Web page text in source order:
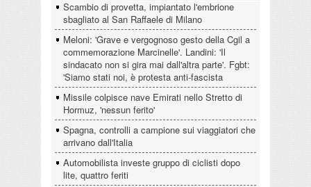
Scambio di provetta, impiantato l'embrione
sbagliato al San Raffaele di Milano
Meloni: 'Grave e vergognoso gesto della Cgil a
commemorazione Marcinelle'. Landini: 'Il
sindacato non si gira mai dall'altra parte'. Fgbt:
'Siamo stati noi, è protesta anti-fascista
Missile colpisce nave Emirati nello Stretto di
Hormuz, 'nessun ferito'
Spagna, controlli a campione sui viaggiatori che
arrivano dall'Italia
Automobilista investe gruppo di ciclisti dopo
lite, quattro feriti